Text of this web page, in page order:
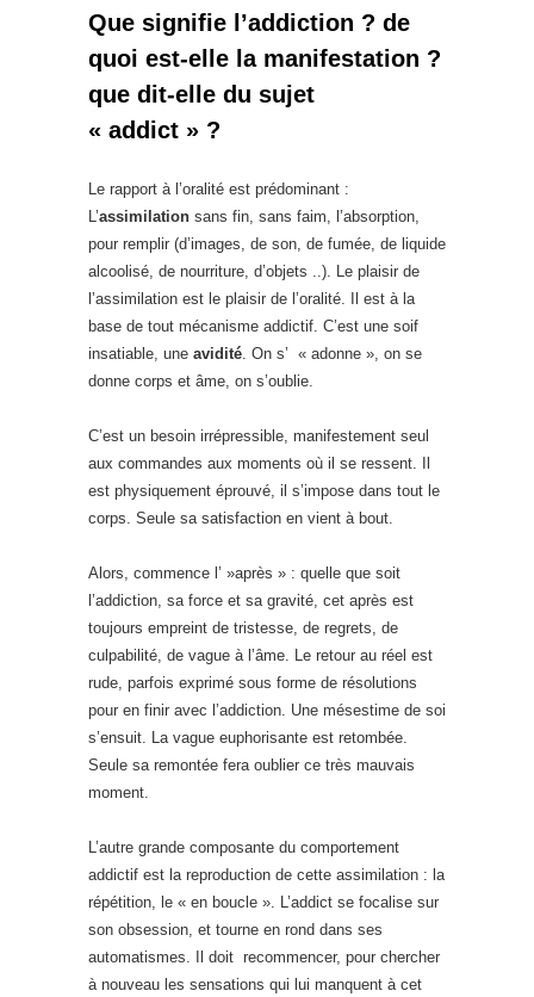
Que signifie l’addiction ? de
quoi est-elle la manifestation ?
que dit-elle du sujet
« addict » ?
Le rapport à l’oralité est prédominant :
L’assimilation sans fin, sans faim, l’absorption,
pour remplir (d’images, de son, de fumée, de liquide
alcoolisé, de nourriture, d’objets ..). Le plaisir de
l’assimilation est le plaisir de l’oralité. Il est à la
base de tout mécanisme addictif. C’est une soif
insatiable, une avidité. On s’ « adonne », on se
donne corps et âme, on s’oublie.
C’est un besoin irrépressible, manifestement seul
aux commandes aux moments où il se ressent. Il
est physiquement éprouvé, il s’impose dans tout le
corps. Seule sa satisfaction en vient à bout.
Alors, commence l’ »après » : quelle que soit
l’addiction, sa force et sa gravité, cet après est
toujours empreint de tristesse, de regrets, de
culpabilité, de vague à l’âme. Le retour au réel est
rude, parfois exprimé sous forme de résolutions
pour en finir avec l’addiction. Une mésestime de soi
s’ensuit. La vague euphorisante est retombée.
Seule sa remontée fera oublier ce très mauvais
moment.
L’autre grande composante du comportement
addictif est la reproduction de cette assimilation : la
répétition, le « en boucle ». L’addict se focalise sur
son obsession, et tourne en rond dans ses
automatismes. Il doit recommencer, pour chercher
à nouveau les sensations qui lui manquent à cet